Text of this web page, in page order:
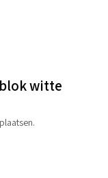
witte